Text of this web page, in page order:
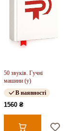
50 звуків. Гучні
машини (у)
В наявності
1560 ₴